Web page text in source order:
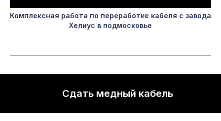
Комплексная работа по переработке кабеля с завода
Хелиус в подмосковье
Сдать медный кабель